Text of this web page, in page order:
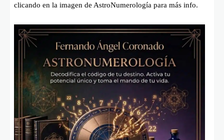
clicando en la imagen de AstroNumerología para más info.